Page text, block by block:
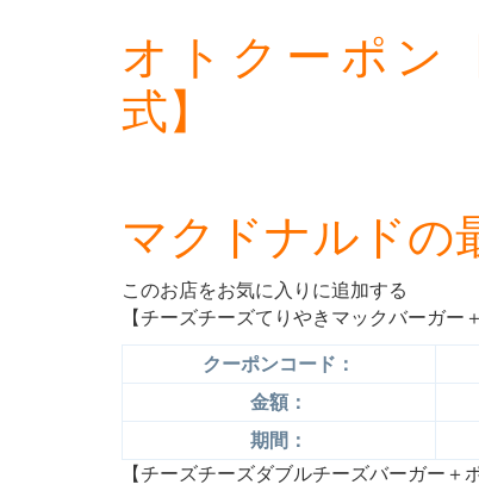
オトクーポン
式】
マクドナルドの
このお店をお気に入りに追加する
【チーズチーズてりやきマックバーガー
クーポンコード：
金額：
期間：
【チーズチーズダブルチーズバーガー＋